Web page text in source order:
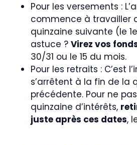
Pour les versements :
commence à travailler
quinzaine suivante (le
astuce ? Virez vos
30/31 ou le 15 du mois.
Pour les retraits : C’est
s’arrêtent à la fin de la
précédente. Pour ne
quinzaine d’intérêts,
juste après ces dates,